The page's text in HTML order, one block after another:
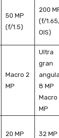
50 MP
(f/1.5)
200
(f/1.65,
OIS)
Macro 2
MP
Ultra
gran
8 MP
Macro
MP
20 MP 32 MP